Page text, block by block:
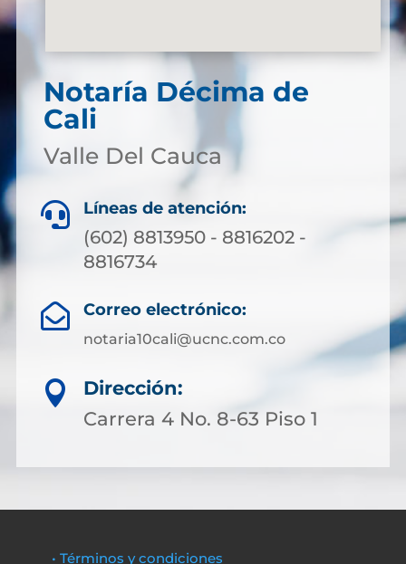
Notaría Décima de
Cali
Valle Del Cauca
 Líneas de atención:
(602) 8813950 - 8816202 -
8816734
 Correo electrónico:
notaria10cali@ucnc.com.co

Dirección:
Carrera 4 No. 8-63 Piso 1
• Términos y condiciones